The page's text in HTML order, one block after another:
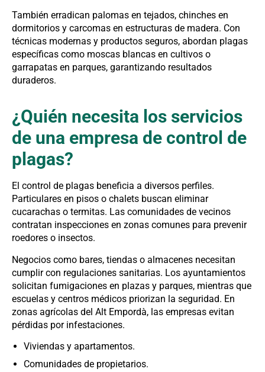
También erradican palomas en tejados, chinches en
dormitorios y carcomas en estructuras de madera. Con
técnicas modernas y productos seguros, abordan plagas
específicas como moscas blancas en cultivos o
garrapatas en parques, garantizando resultados
duraderos.
¿Quién necesita los servicios
de una empresa de control de
plagas?
El control de plagas beneficia a diversos perfiles.
Particulares en pisos o chalets buscan eliminar
cucarachas o termitas. Las comunidades de vecinos
contratan inspecciones en zonas comunes para prevenir
roedores o insectos.
Negocios como bares, tiendas o almacenes necesitan
cumplir con regulaciones sanitarias. Los ayuntamientos
solicitan fumigaciones en plazas y parques, mientras que
escuelas y centros médicos priorizan la seguridad. En
zonas agrícolas del Alt Empordà, las empresas evitan
pérdidas por infestaciones.
Viviendas y apartamentos.
Comunidades de propietarios.